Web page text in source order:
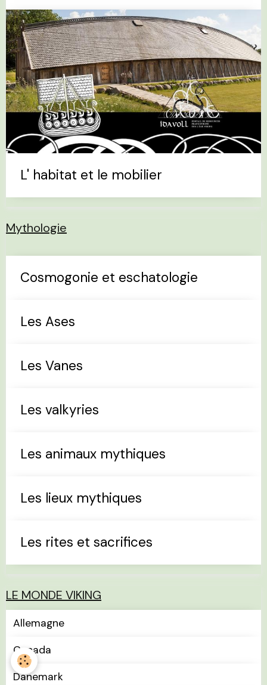
L' habitat et le mobilier
Mythologie
Cosmogonie et eschatologie
Les Ases
Les Vanes
Les valkyries
Les animaux mythiques
Les lieux mythiques
Les rites et sacrifices
LE MONDE VIKING
Allemagne
Canada
Danemark